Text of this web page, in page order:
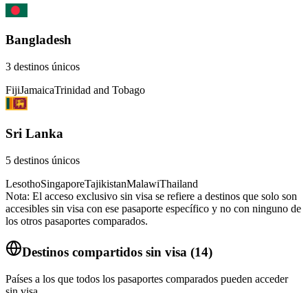
Bangladesh
3 destinos únicos
FijiJamaicaTrinidad and Tobago
Sri Lanka
5 destinos únicos
LesothoSingaporeTajikistanMalawiThailand
Nota: El acceso exclusivo sin visa se refiere a destinos que solo son
accesibles sin visa con ese pasaporte específico y no con ninguno de
los otros pasaportes comparados.
Destinos compartidos sin visa (14)
Países a los que todos los pasaportes comparados pueden acceder